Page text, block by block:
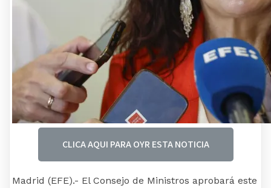
CLICA AQUI PARA OYR ESTA NOTICIA
Madrid (EFE).- El Consejo de Ministros aprobará este